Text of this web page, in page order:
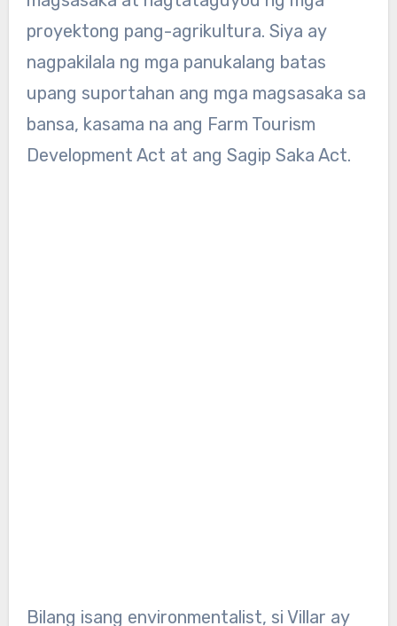
proyektong pang-agrikultura. Siya ay
nagpakilala ng mga panukalang batas
upang suportahan ang mga magsasaka sa
bansa, kasama na ang Farm Tourism
Development Act at ang Sagip Saka Act.
Bilang isang environmentalist, si Villar ay